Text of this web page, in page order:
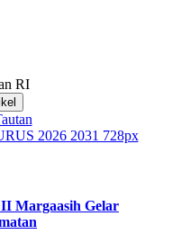
RI
Margaasih Gelar